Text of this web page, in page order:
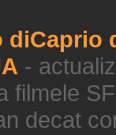
diCaprio
-
filmele
decat